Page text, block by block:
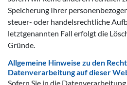
Speicherung Ihrer
steuer- oder handelsrechtliche
letztgenannten Fall erfolgt die
Gründe.
Allgemeine Hinweise zu den
Datenverarbeitung auf dieser
Sofern Sie in die